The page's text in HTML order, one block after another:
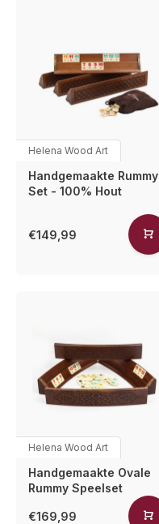
Helena Wood Art
Handgemaakte Rummy
Set - 100% Hout
€149,99
Helena Wood Art
Handgemaakte Ovale
Rummy Speelset
€169,99